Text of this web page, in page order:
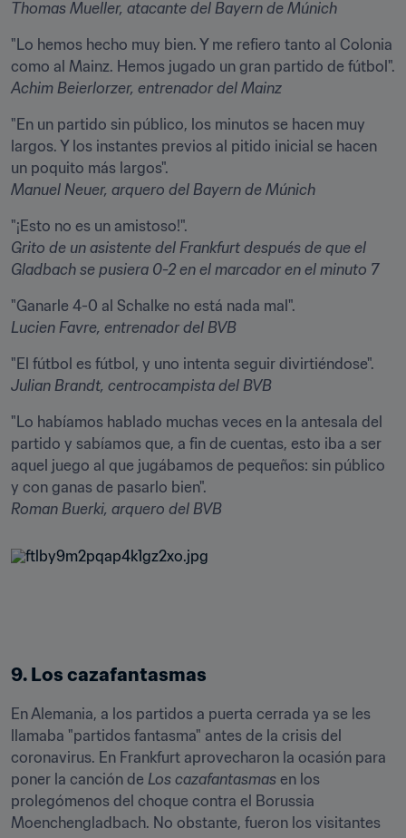
Thomas Mueller, atacante del Bayern de Múnich
"Lo hemos hecho muy bien. Y me refiero tanto al Colonia
Achim Beierlorzer, entrenador del Mainz
"En un partido sin público, los minutos se hacen muy
largos. Y los instantes previos al pitido inicial se hacen
Manuel Neuer, arquero del Bayern de Múnich
Grito de un asistente del Frankfurt después de que el
Gladbach se pusiera 0-2 en el marcador en el minuto 7
Lucien Favre, entrenador del BVB
Julian Brandt, centrocampista del BVB
"Lo habíamos hablado muchas veces en la antesala del
partido y sabíamos que, a fin de cuentas, esto iba a ser
aquel juego al que jugábamos de pequeños: sin público
Roman Buerki, arquero del BVB
9. Los cazafantasmas
En Alemania, a los partidos a puerta cerrada ya se les
llamaba "partidos fantasma" antes de la crisis del
coronavirus. En Frankfurt aprovecharon la ocasión para
poner la canción de Los cazafantasmas en los
prolegómenos del choque contra el Borussia
Moenchengladbach. No obstante, fueron los visitantes